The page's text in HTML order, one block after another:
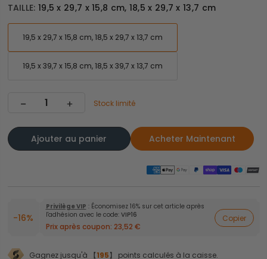
TAILLE: 19,5 x 29,7 x 15,8 cm, 18,5 x 29,7 x 13,7 cm
19,5 x 29,7 x 15,8 cm, 18,5 x 29,7 x 13,7 cm
19,5 x 39,7 x 15,8 cm, 18,5 x 39,7 x 13,7 cm
Stock limité
Ajouter au panier Acheter Maintenant
-16%
Privilège VIP : Économisez 16% sur cet article après
l'adhésion avec le code: VIP16
Prix après coupon: 23,52 €
Copier
Gagnez jusqu'à 【195】 points calculés à la caisse.